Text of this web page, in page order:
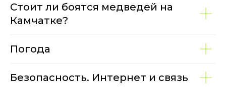
Стоит ли боятся медведей на
Камчатке?
Погода
Безопасность. Интернет и связь